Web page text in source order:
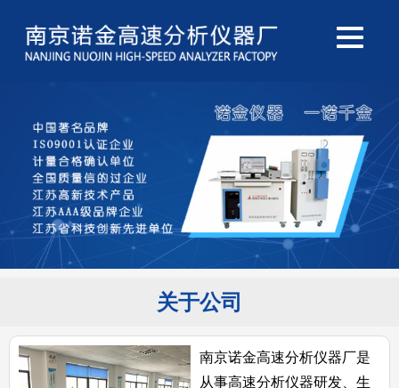
关于公司
南京诺金高速分析仪器厂是
从事高速分析仪器研发、生